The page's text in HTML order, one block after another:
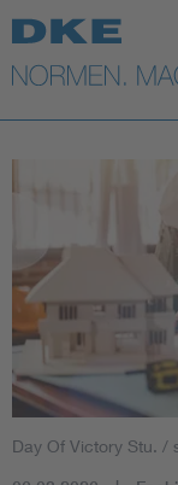
Top-Themen
VDE
Industry
Day Of Victory Stu. /